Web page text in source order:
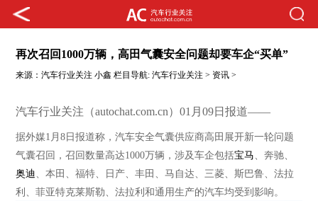
再次召回1000万辆，高田气囊安全问题却要车企“买单”
来源：汽车行业关注 小鑫 栏目导航:汽车行业关注 > 资讯 >
汽车行业关注（autochat.com.cn）01月09日报道——
据外媒1月8日报道称，汽车安全气囊供应商高田展开新一轮问题
气囊召回，召回数量高达1000万辆，涉及车企包括宝马、奔驰、
奥迪、本田、福特、日产、丰田、马自达、三菱、斯巴鲁、法拉
利、菲亚特克莱斯勒、法拉利和通用生产的汽车均受到影响。